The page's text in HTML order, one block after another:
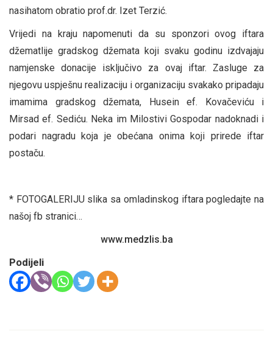
nasihatom obratio prof.dr. Izet Terzić.
Vrijedi na kraju napomenuti da su sponzori ovog iftara
džematlije gradskog džemata koji svaku godinu izdvajaju
namjenske donacije isključivo za ovaj iftar. Zasluge za
njegovu uspješnu realizaciju i organizaciju svakako pripadaju
imamima gradskog džemata, Husein ef. Kovačeviću i
Mirsad ef. Sediću. Neka im Milostivi Gospodar nadoknadi i
podari nagradu koja je obećana onima koji prirede iftar
postaču.
* FOTOGALERIJU slika sa omladinskog iftara pogledajte na
našoj fb stranici…
www.medzlis.ba
Podijeli